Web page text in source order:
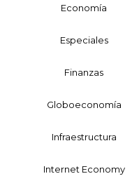
Economía
Especiales
Finanzas
Globoeconomía
Infraestructura
Internet Economy